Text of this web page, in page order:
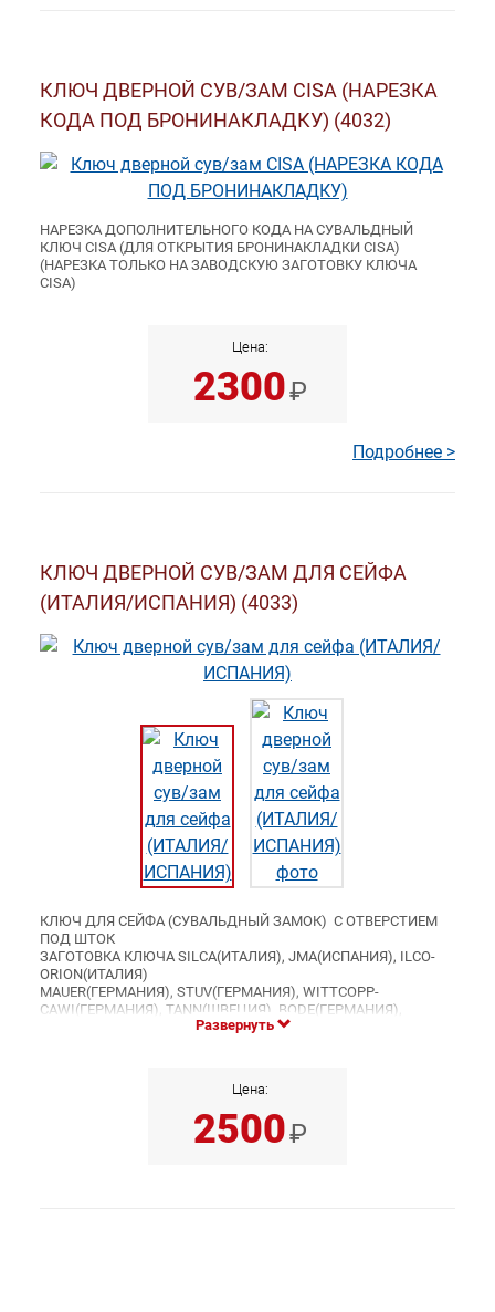
КЛЮЧ ДВЕРНОЙ СУВ/ЗАМ CISA (НАРЕЗКА
КОДА ПОД БРОНИНАКЛАДКУ) (4032)
НАРЕЗКА ДОПОЛНИТЕЛЬНОГО КОДА НА СУВАЛЬДНЫЙ
КЛЮЧ CISA (ДЛЯ ОТКРЫТИЯ БРОНИНАКЛАДКИ CISA)
(НАРЕЗКА ТОЛЬКО НА ЗАВОДСКУЮ ЗАГОТОВКУ КЛЮЧА
CISA)
Цена:
2300₽
Подробнее >
КЛЮЧ ДВЕРНОЙ СУВ/ЗАМ ДЛЯ СЕЙФА
(ИТАЛИЯ/ИСПАНИЯ) (4033)
КЛЮЧ ДЛЯ СЕЙФА (СУВАЛЬДНЫЙ ЗАМОК) С ОТВЕРСТИЕМ
ПОД ШТОК
ЗАГОТОВКА КЛЮЧА SILCA(ИТАЛИЯ), JMA(ИСПАНИЯ), ILCO-
ORION(ИТАЛИЯ)
MAUER(ГЕРМАНИЯ), STUV(ГЕРМАНИЯ), WITTCOPP-
CAWI(ГЕРМАНИЯ), TANN(ШВЕЦИЯ), BODE(ГЕРМАНИЯ),
GLITTENBERG(ГЕРМАНИЯ), STIEHM(ГЕРМАНИЯ),
MELSMETALL(ГЕРМАНИЯ), ASSA(ШВЕЦИЯ),
FASTA(ИТАЛИЯ), FUMEO(ИТАЛИЯ), FUMEO-PARMA(ИТАЛИЯ),
SECUREMME(ИТАЛИЯ), SELLA&VALZ(ИТАЛИЯ), SIBI(ИТАЛИЯ),
LIPS-VAGO(ИТАЛИЯ), CONFORTI(ГЕРМАНИЯ),
Развернуть
Цена:
2500₽